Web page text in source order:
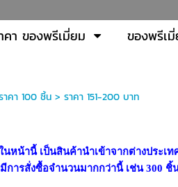
คา ของพรีเมี่ยม ของพรีเ
าคา 100 ชิ้น> ราคา 151-200 บาท
หน้านี้ เป็นสินค้านำเข้าจากต่างประเ
การสั่งซื้อจำนวนมากกว่านี้ เช่น 300